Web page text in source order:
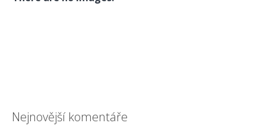
Nejnovější komentáře